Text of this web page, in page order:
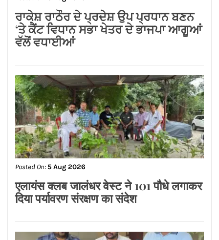
Posted On:5 Aug 2026
ਰਾਕੇਸ਼ ਰਾਠੌਰ ਦੇ ਪ੍ਰਦੇਸ਼ ਉਪ ਪ੍ਰਧਾਨ ਬਣਨ
‘ਤੇ ਕੈਂਟ ਵਿਧਾਨ ਸਭਾ ਖੇਤਰ ਦੇ ਭਾਜਪਾ ਆਗੂਆਂ
ਵੱਲੋਂ ਵਧਾਈਆਂ